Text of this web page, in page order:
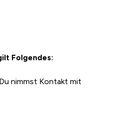
Folgendes:
nimmst Kontakt mit